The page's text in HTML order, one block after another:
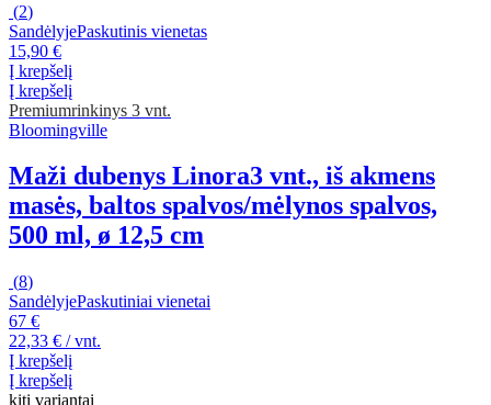
(2)
SandėlyjePaskutinis vienetas
15,90 €
Į krepšelį
Į krepšelį
Premiumrinkinys 3 vnt.
Bloomingville
Maži dubenys Linora3 vnt., iš akmens
masės, baltos spalvos/mėlynos spalvos,
500 ml, ø 12,5 cm
(8)
SandėlyjePaskutiniai vienetai
67 €
22,33 € / vnt.
Į krepšelį
Į krepšelį
kiti variantai